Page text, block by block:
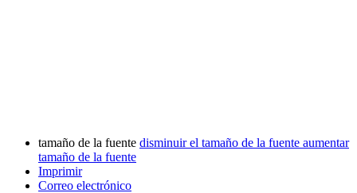
tamaño de la fuente disminuir el tamaño de la fuente aumentar
tamaño de la fuente
Imprimir
Correo electrónico